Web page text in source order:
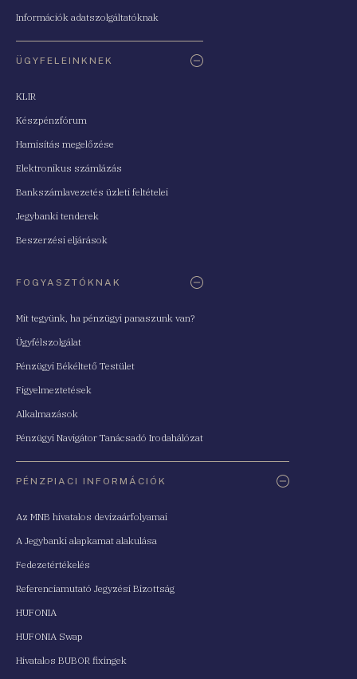
Információk adatszolgáltatóknak
ÜGYFELEINKNEK
KLIR
Készpénzfórum
Hamisítás megelőzése
Elektronikus számlázás
Bankszámlavezetés üzleti feltételei
Jegybanki tenderek
Beszerzési eljárások
FOGYASZTÓKNAK
Mit tegyünk, ha pénzügyi panaszunk van?
Ügyfélszolgálat
Pénzügyi Békéltető Testület
Figyelmeztetések
Alkalmazások
Pénzügyi Navigátor Tanácsadó Irodahálózat
PÉNZPIACI INFORMÁCIÓK
Az MNB hivatalos devizaárfolyamai
A Jegybanki alapkamat alakulása
Fedezetértékelés
Referenciamutató Jegyzési Bizottság
HUFONIA
HUFONIA Swap
Hivatalos BUBOR fixingek